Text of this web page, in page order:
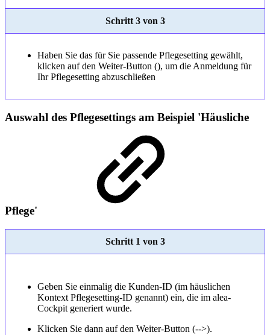
Schritt 3 von 3
Haben Sie das für Sie passende Pflegesetting gewählt,
klicken auf den Weiter-Button (), um die Anmeldung für
Ihr Pflegesetting abzuschließen
Auswahl des Pflegesettings am Beispiel 'Häusliche
Pflege'
Schritt 1 von 3
Geben Sie einmalig die Kunden-ID (im häuslichen
Kontext Pflegesetting-ID genannt) ein, die im alea-
Cockpit generiert wurde.
Klicken Sie dann auf den Weiter-Button (-->).